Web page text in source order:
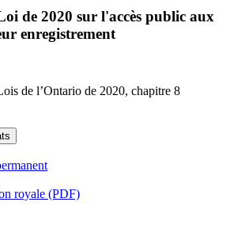
de 2020 sur l'accès public aux
enregistrement
de l’Ontario de 2020, chapitre 8
royale (PDF)